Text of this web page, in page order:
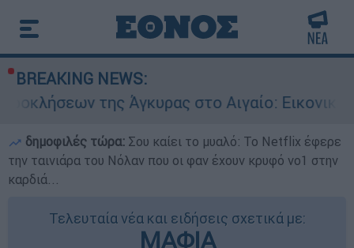
BREAKING NEWS:
Άγκυρας στο Αιγαίο: Εικονική αερομαχία
δημοφιλές τώρα: Σου καίει το μυαλό: Το Netflix έφερε
την ταινιάρα του Νόλαν που οι φαν έχουν κρυφό νο1 στην
καρδιά...
Τελευταία νέα και ειδήσεις σχετικά με:
ΜΑΦΙΑ